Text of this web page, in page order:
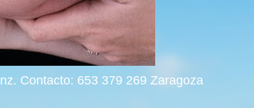
Contacto: 653 379 269 Zaragoza